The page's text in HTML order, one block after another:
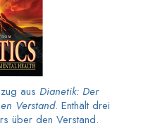
aus Dianetik: Der
Verstand. Enthält drei
über den Verstand.